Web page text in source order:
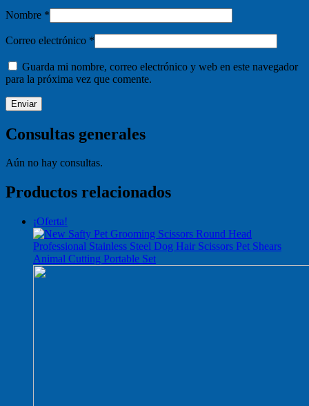
Nombre *
Correo electrónico *
Guarda mi nombre, correo electrónico y web en este navegador
para la próxima vez que comente.
Consultas generales
Aún no hay consultas.
Productos relacionados
¡Oferta!